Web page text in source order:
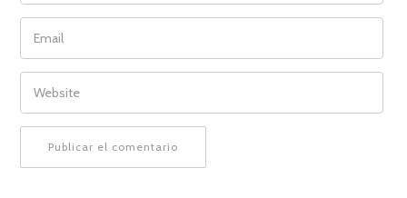
EMAIL
WEBSITE